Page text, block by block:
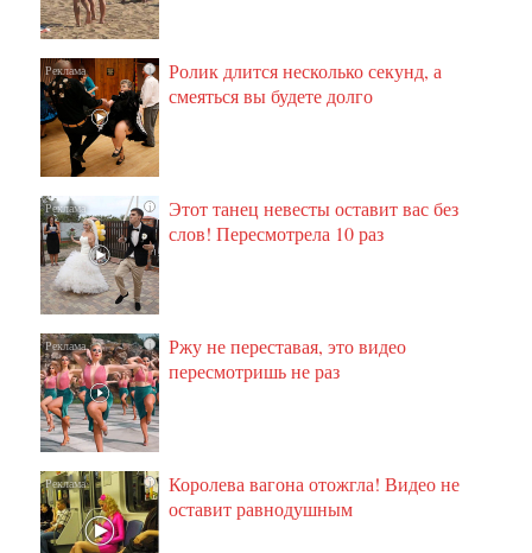
i
Ролик длится несколько секунд, а
смеяться вы будете долго
i
Этот танец невесты оставит вас без
слов! Пересмотрела 10 раз
i
Ржу не переставая, это видео
пересмотришь не раз
i
Королева вагона отожгла! Видео не
оставит равнодушным